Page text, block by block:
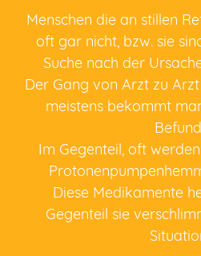
Menschen die an stillen
oft gar nicht, bzw. sie
Suche nach der
Der Gang von Arzt zu
meistens bekommt
Im Gegenteil, oft
Diese Medikamente
Gegenteil sie